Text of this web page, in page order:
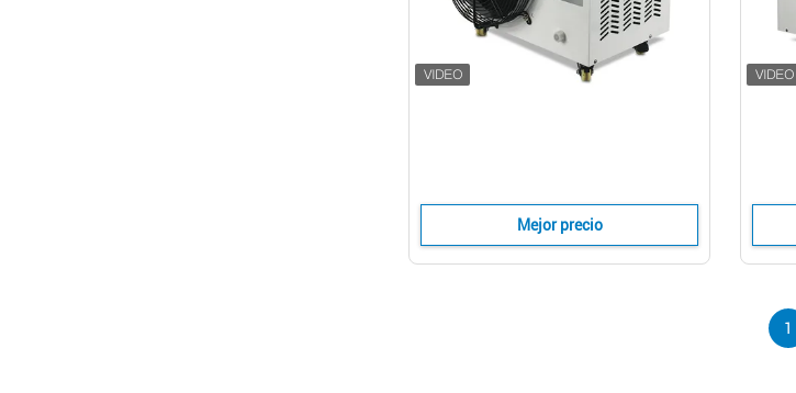
Mejor precio
1